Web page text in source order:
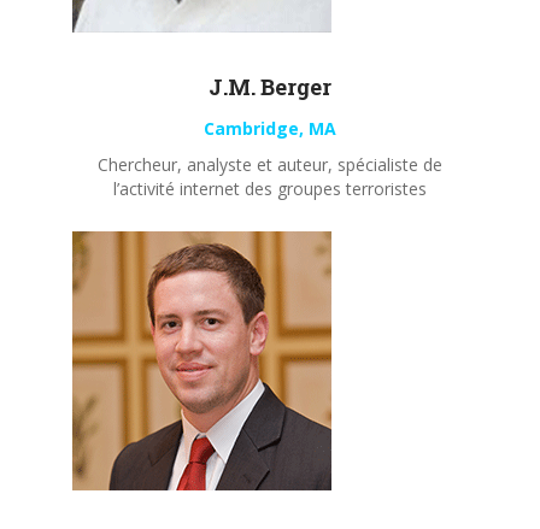
J.M. Berger
Cambridge, MA
Chercheur, analyste et auteur, spécialiste de
l’activité internet des groupes terroristes